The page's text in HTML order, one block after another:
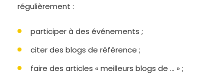
régulièrement :
participer à des événements ;
citer des blogs de référence ;
faire des articles « meilleurs blogs de … » ;